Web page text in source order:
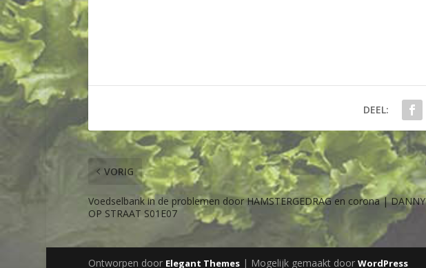
DEEL:
VORIG
Voedselbank in de problemen door HAMSTERGEDRAG en corona | DANNY
OP STRAAT S01E07
Ontworpen door Elegant Themes| Mogelijk gemaakt door WordPress